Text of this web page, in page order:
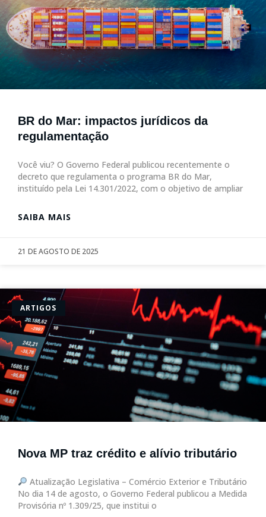
BR do Mar: impactos jurídicos da
regulamentação
Você viu? O Governo Federal publicou recentemente o
decreto que regulamenta o programa BR do Mar,
instituído pela Lei 14.301/2022, com o objetivo de ampliar
SAIBA MAIS
21 DE AGOSTO DE 2025
ARTIGOS
Nova MP traz crédito e alívio tributário
Atualização Legislativa – Comércio Exterior e Tributário
No dia 14 de agosto, o Governo Federal publicou a Medida
Provisória nº 1.309/25, que institui o